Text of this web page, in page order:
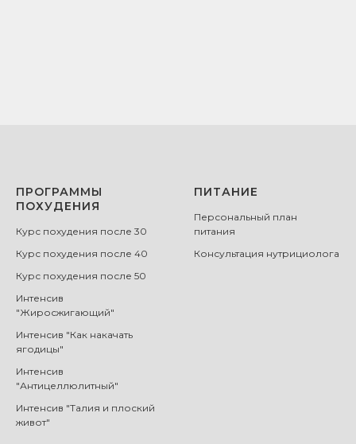
ПРОГРАММЫ
ПОХУДЕНИЯ
Курс похудения после 30
Курс похудения после 40
Курс похудения после 50
Интенсив
"Жиросжигающий"
Интенсив "Как накачать
ягодицы"
Интенсив
"Антицеллюлитный"
Интенсив "Талия и плоский
живот"
ПИТАНИЕ
Персональный план
питания
Консультация нутрициолога